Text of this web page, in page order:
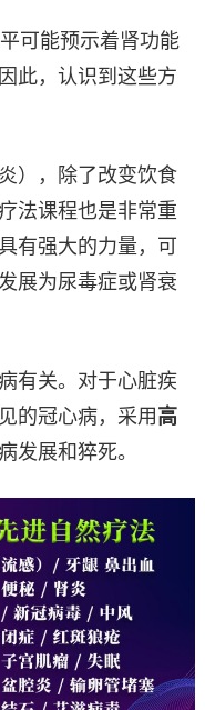
可能预示着肾功能
此，认识到这些方
），除了改变饮食
法课程也是非常重
有强大的力量，可
展为尿毒症或肾衰
有关。对于心脏疾
的冠心病，采用 高
发展和猝死。